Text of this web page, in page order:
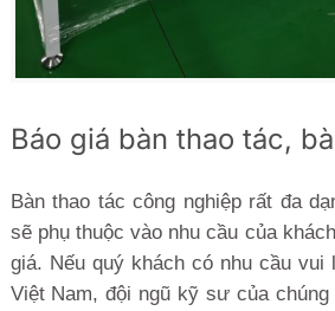
Báo giá bàn thao tác,
Bàn thao tác công nghiệp rất đa
sẽ phụ thuộc vào nhu cầu của
giá. Nếu quý khách có nhu cầu vui
Việt Nam, đội ngũ kỹ sư của